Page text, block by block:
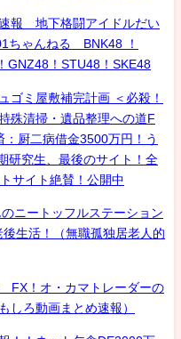
報 地下格闘アイドルだい
ちゃんねる BNK48 ！
GNZ48！STU48！SKE48
ゴミ屋敷補完計画 ＜必殺！
殊清掃・遺品整理への道F
厨二病借金3500万円！う
研究生、最後のサイト！全
サイト絶賛！公開中
ニートッフルステーション
生活！（無職孤独居老人的
FX！オ・カマトレーダーの
ろ動画まとめ速報）